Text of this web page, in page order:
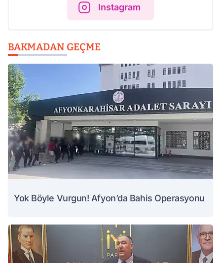
Instagram
BAKMADAN GEÇME
Yok Böyle Vurgun! Afyon’da Bahis Operasyonu